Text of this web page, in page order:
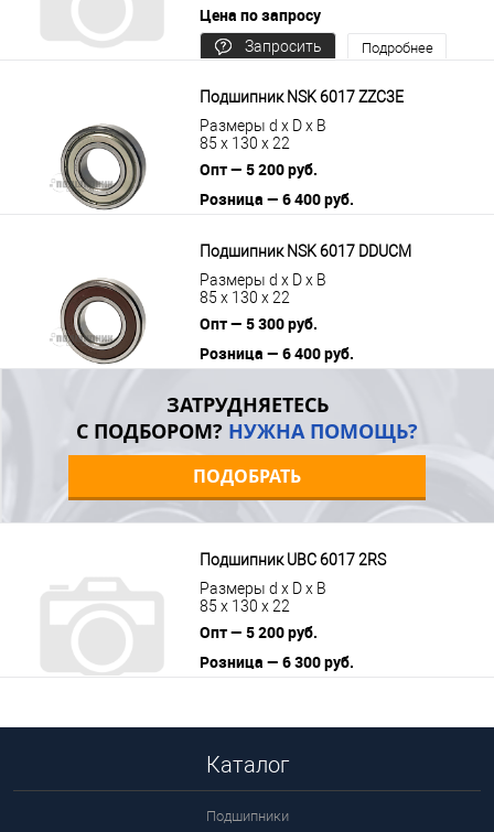
Цена по запросу
Запросить
Подробнее
Подшипник NSK 6017 ZZC3E
Размеры d x D x B
85 x 130 x 22
Опт — 5 200 руб.
Розница — 6 400 руб.
Подшипник NSK 6017 DDUCM
Размеры d x D x B
85 x 130 x 22
Опт — 5 300 руб.
Розница — 6 400 руб.
ЗАТРУДНЯЕТЕСЬ
С ПОДБОРОМ? НУЖНА ПОМОЩЬ?
ПОДОБРАТЬ
Подшипник UBC 6017 2RS
Размеры d x D x B
85 x 130 x 22
Опт — 5 200 руб.
Розница — 6 300 руб.
Каталог
Подшипники